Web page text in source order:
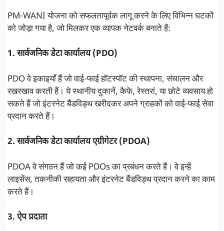
PM-WANI योजना को सफलतापूर्वक लागू करने के लिए विभिन्न घटकों
को जोड़ा गया है, जो मिलकर एक व्यापक नेटवर्क बनाते हैं:
1. सार्वजनिक डेटा कार्यालय (PDO)
PDO वे इकाइयाँ हैं जो वाई-फाई हॉटस्पॉट की स्थापना, संचालन और
रखरखाव करती हैं। ये स्थानीय दुकानें, कैफे, रेस्तरां, या छोटे व्यवसाय हो
सकते हैं जो इंटरनेट बैंडविड्थ खरीदकर अपने ग्राहकों को वाई-फाई सेवा
प्रदान करते हैं।
2. सार्वजनिक डेटा कार्यालय एग्रीगेटर (PDOA)
PDOA वे संगठन हैं जो कई PDOs का प्रबंधन करते हैं। वे इन्हें
लाइसेंस, तकनीकी सहायता और इंटरनेट बैंडविड्थ प्रदान करने का काम
करते हैं।
3. ऐप प्रदाता